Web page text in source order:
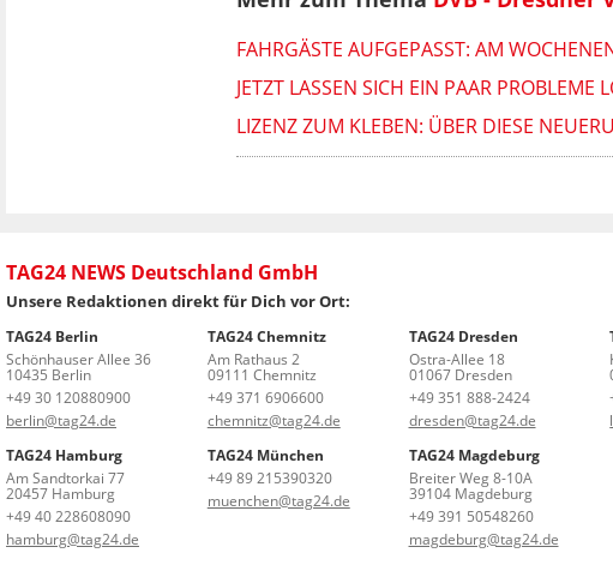
FAHRGÄSTE AUFGEPASST: AM
JETZT LASSEN SICH EIN PAAR
LIZENZ ZUM KLEBEN: ÜBER DIESE
TAG24 NEWS Deutschland GmbH
Unsere Redaktionen direkt für Dich vor Ort:
TAG24 Berlin
Schönhauser Allee 36
10435 Berlin
+49 30 120880900
berlin@tag24.de
TAG24 Chemnitz
Am Rathaus 2
09111 Chemnitz
+49 371 6906600
chemnitz@tag24.de
TAG24 Dresden
Ostra-Allee 18
01067 Dresden
+49 351 888-2424
dresden@tag24.de
TAG24 Hamburg
Am Sandtorkai 77
20457 Hamburg
+49 40 228608090
hamburg@tag24.de
TAG24 München
+49 89 215390320
muenchen@tag24.de
TAG24 Magdeburg
Breiter Weg 8-10A
39104 Magdeburg
+49 391 50548260
magdeburg@tag24.de